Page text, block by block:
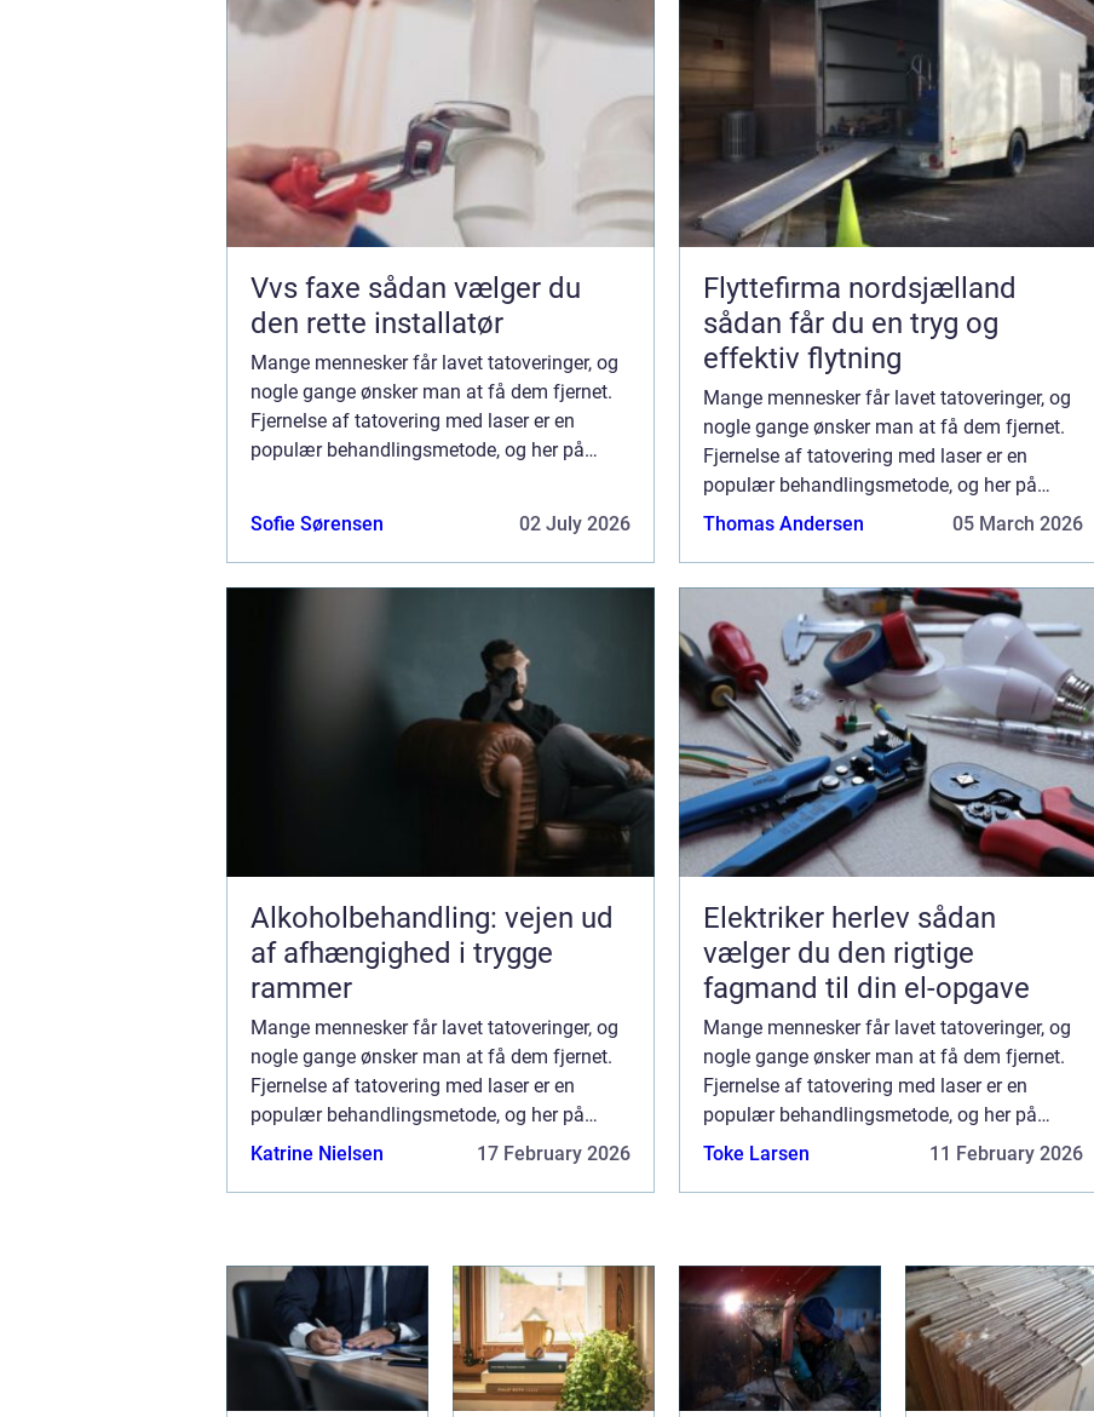
Vvs faxe sådan vælger du
den rette installatør
Mange mennesker får lavet tatoveringer, og
nogle gange ønsker man at få dem fjernet.
Fjernelse af tatovering med laser er en
populær behandlingsmetode, og her på
Sofie Sørensen 02 July 2026
Flyttefirma nordsjælland
sådan får du en tryg og
effektiv flytning
Mange mennesker får lavet tatoveringer, og
nogle gange ønsker man at få dem fjernet.
Fjernelse af tatovering med laser er en
populær behandlingsmetode, og her på
siden kan du læse alt om den. Vi fortæller
Thomas Andersen 05 March 2026
Alkoholbehandling: vejen ud
af afhængighed i trygge
rammer
Mange mennesker får lavet tatoveringer, og
nogle gange ønsker man at få dem fjernet.
Fjernelse af tatovering med laser er en
populær behandlingsmetode, og her på
siden kan du læse alt om den. Vi fortæller
Katrine Nielsen 17 February 2026
Elektriker herlev sådan
vælger du den rigtige
fagmand til din el-opgave
Mange mennesker får lavet tatoveringer, og
nogle gange ønsker man at få dem fjernet.
Fjernelse af tatovering med laser er en
populær behandlingsmetode, og her på
siden kan du læse alt om den. Vi fortæller
Toke Larsen 11 February 2026